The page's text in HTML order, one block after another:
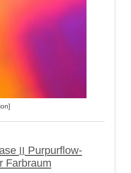
II Purpurflow-
Farbraum